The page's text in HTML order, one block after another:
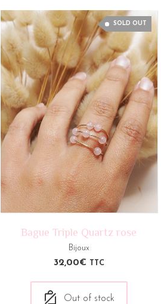
SOLD OUT
Bague Triple Quartz rose
Bijoux
32,00€ TTC
Out of stock